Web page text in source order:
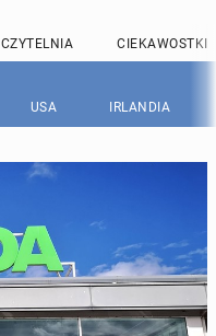
CZYTELNIA CIEKAWOSTKI
USA IRLANDIA